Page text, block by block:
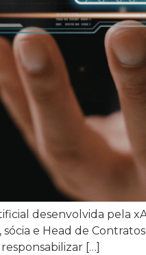
desenvolvida pela
e Head de
[…]